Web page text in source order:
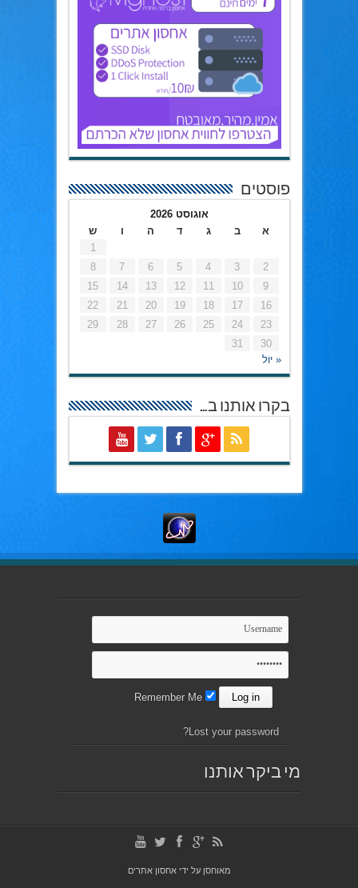
פוסטים
אוגוסט 2026
א
ב ג ד ה ו
ש
1
2
3
4
5
6
7
8
9
10
11
12
13
14
15
16
17
18
19
20
21
22
23
24
25
26
27
28
29
30
31
« יול
בקרו אותנו ב…
Lost your password?
מי ביקר אותנו
מאוחסן על ידיאחסון אתרים